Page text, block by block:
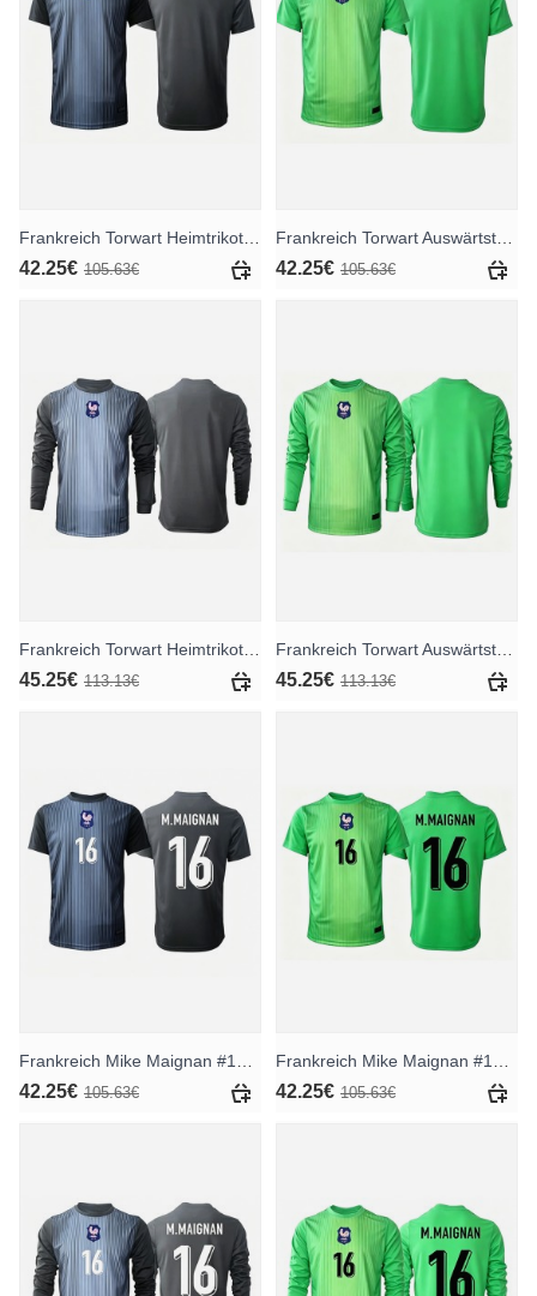
42.25€ 105.63€ 42.25€ 105.63€
45.25€ 113.13€ 45.25€ 113.13€
42.25€ 105.63€ 42.25€ 105.63€